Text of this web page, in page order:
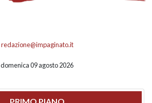
redazione@impaginato.it
domenica 09 agosto 2026